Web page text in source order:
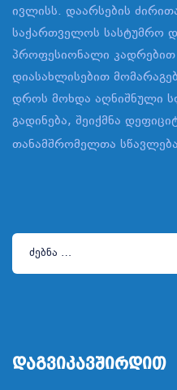
ივლისს. დაარსების
საქართველოს სასტუმრო
პროფესიონალი
დიასახლისებით
დროს მოხდა აღნიშნული
გადინება, შეიქმნა
თანამშრომელთა
Დაგვიკავშირდით